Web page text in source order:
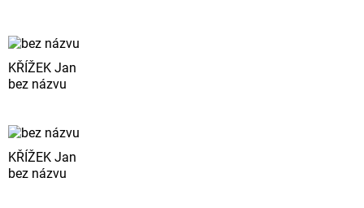
KŘÍŽEK Jan
bez názvu
KŘÍŽEK Jan
bez názvu